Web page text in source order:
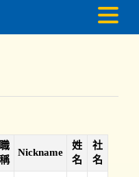
職
稱
Nickname
姓
名
社
名